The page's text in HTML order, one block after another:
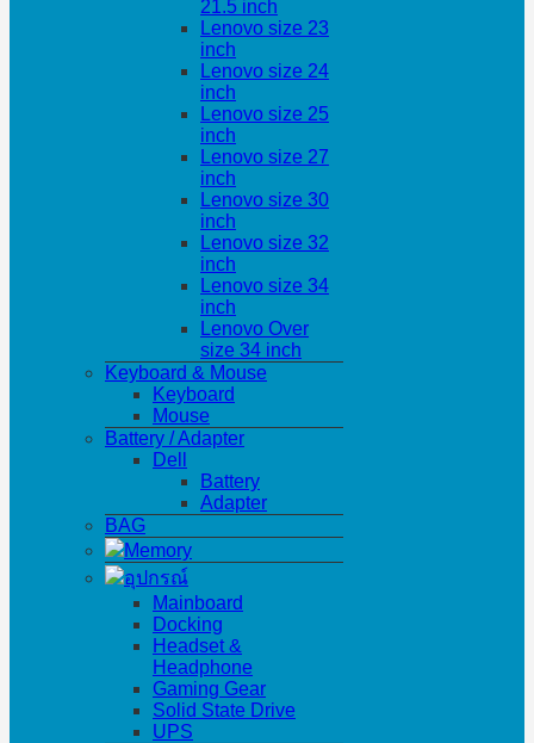
21.5 inch
Lenovo size 23
inch
Lenovo size 24
inch
Lenovo size 25
inch
Lenovo size 27
inch
Lenovo size 30
inch
Lenovo size 32
inch
Lenovo size 34
inch
Lenovo Over
size 34 inch
Keyboard & Mouse
Keyboard
Mouse
Battery / Adapter
Dell
Battery
Adapter
BAG
Memory
อุปกรณ์
Mainboard
Docking
Headset &
Headphone
Gaming Gear
Solid State Drive
UPS